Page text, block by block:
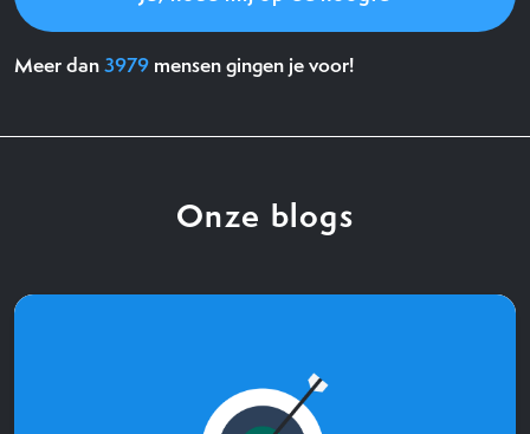
Meer dan3979 mensen gingen je voor!
Onze blogs